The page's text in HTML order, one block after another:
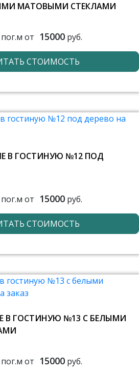
МАТОВЫМИ СТЕКЛАМИ
от 15000руб.
СТОИМОСТЬ
В ГОСТИНУЮ №12 ПОД
от 15000руб.
СТОИМОСТЬ
В ГОСТИНУЮ №13 С БЕЛЫМИ
от 15000руб.